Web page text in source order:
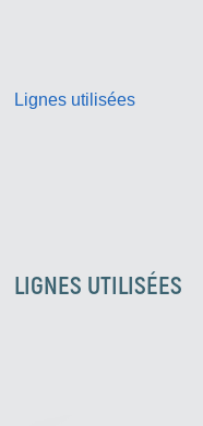
Lignes utilisées
LIGNES UTILISÉES